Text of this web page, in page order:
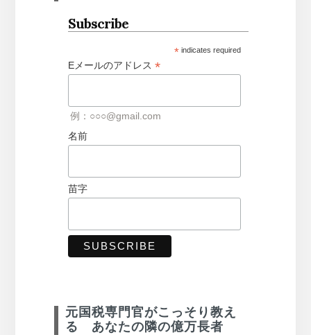
Subscribe
* indicates required
Eメールのアドレス *
例：○○○@gmail.com
名前
苗字
元国税専門官がこっそり教え
る あなたの隣の億万長者